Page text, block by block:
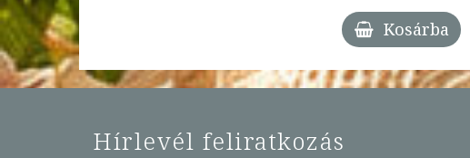
Kosárba
Hírlevél feliratkozás